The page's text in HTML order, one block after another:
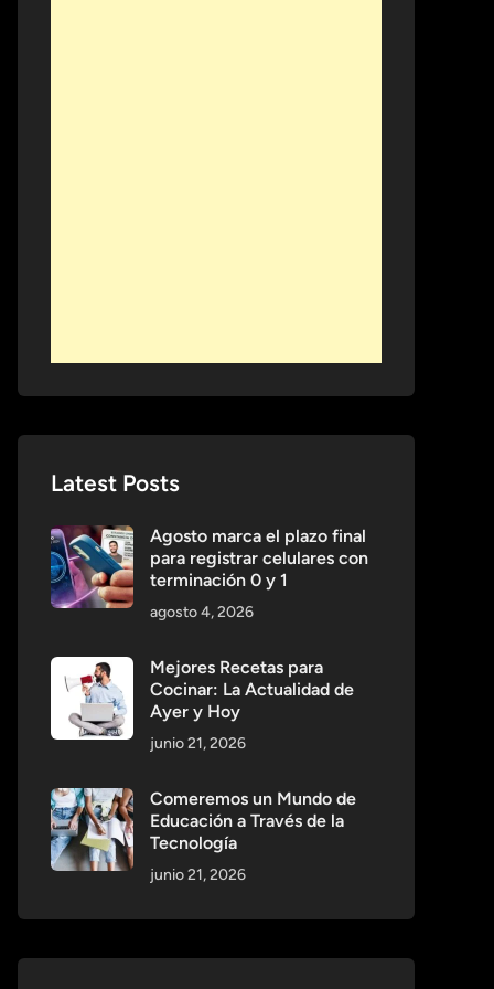
Latest Posts
Agosto marca el plazo final
para registrar celulares con
terminación 0 y 1
agosto 4, 2026
Mejores Recetas para
Cocinar: La Actualidad de
Ayer y Hoy
junio 21, 2026
Comeremos un Mundo de
Educación a Través de la
Tecnología
junio 21, 2026